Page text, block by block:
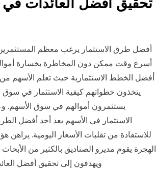
أفضل طرق الاستثمار يرغب معظم
أسرع وقت ممكن دون المخاطرة بخسارة
أفضل الخطط الاستثمارية حيث تعلم الأسهم من
يتخذون خطواتهم كيفية الاستثمار في
يستثمرون أموالهم في سوق الأسهم.
الاستثمار في الأسهم يعد أحد أفضل
الهجرة يقوم مديرو الصناديق بالكثير من
ويهدفون إلى تحقيق أفضل